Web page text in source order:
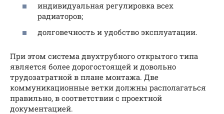
индивидуальная регулировка всех
радиаторов;
долговечность и удобство эксплуатации.
При этом система двухтрубного открытого типа
является более дорогостоящей и довольно
трудозатратной в плане монтажа. Две
коммуникационные ветки должны располагаться
правильно, в соответствии с проектной
документацией.